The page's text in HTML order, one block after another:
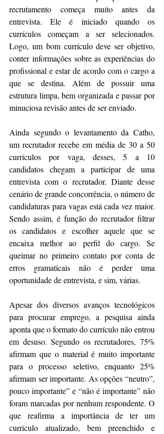
recrutamento começa muito antes da
entrevista. Ele é iniciado quando os
currículos começam a ser selecionados.
Logo, um bom currículo deve ser objetivo,
conter informações sobre as experiências do
profissional e estar de acordo com o cargo a
que se destina. Além de possuir uma
estrutura limpa, bem organizada e passar por
minuciosa revisão antes de ser enviado.
Ainda segundo o levantamento da Catho,
um recrutador recebe em média de 30 a 50
currículos por vaga, desses, 5 a 10
candidatos chegam a participar de uma
entrevista com o recrutador. Diante desse
cenário de grande concorrência, o número de
candidaturas para vagas está cada vez maior.
Sendo assim, é função do recrutador filtrar
os candidatos e escolher aquele que se
encaixa melhor ao perfil do cargo. Se
queimar no primeiro contato por conta de
erros gramaticais não é perder uma
oportunidade de entrevista, e sim, várias.
Apesar dos diversos avanços tecnológicos
para procurar emprego, a pesquisa ainda
aponta que o formato do currículo não entrou
em desuso. Segundo os recrutadores, 75%
afirmam que o material é muito importante
para o processo seletivo, enquanto 25%
afirmam ser importante. As opções “neutro”,
pouco importante” e “não é importante” não
foram marcadas por nenhum respondente. O
que reafirma a importância de ter um
currículo atualizado, bem preenchido e